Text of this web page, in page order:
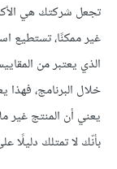
تجعل شركتك هي
الذي يعتبر من
خلال البرنامج،
يعني أن المنتج غير
بأنّك لا تمتلك دليلًا